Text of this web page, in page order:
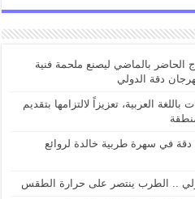
بالماضي ليصنع ملحمة فنية
دقة الدولي
العربية، تعزيزاً لالتزامها بتقديم
في سهرة طربية خالدة لروائع
.. الطرب ينتصر على حرارة الطقس